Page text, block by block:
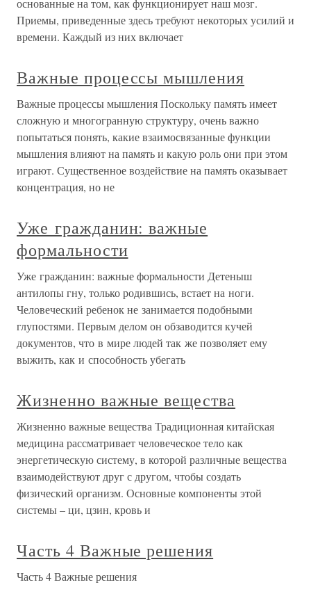
основанные на том, как функционирует наш мозг.
Приемы, приведенные здесь требуют некоторых усилий и
времени. Каждый из них включает
Важные процессы мышления
Важные процессы мышления Поскольку память имеет
сложную и многогранную структуру, очень важно
попытаться понять, какие взаимосвязанные функции
мышления влияют на память и какую роль они при этом
играют. Существенное воздействие на память оказывает
концентрация, но не
Уже гражданин: важные
формальности
Уже гражданин: важные формальности Детеныш
антилопы гну, только родившись, встает на ноги.
Человеческий ребенок не занимается подобными
глупостями. Первым делом он обзаводится кучей
документов, что в мире людей так же позволяет ему
выжить, как и способность убегать
Жизненно важные вещества
Жизненно важные вещества Традиционная китайская
медицина рассматривает человеческое тело как
энергетическую систему, в которой различные вещества
взаимодействуют друг с другом, чтобы создать
физический организм. Основные компоненты этой
системы – ци, цзин, кровь и
Часть 4 Важные решения
Часть 4 Важные решения